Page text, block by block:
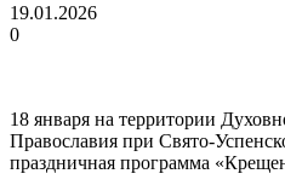
19.01.2026
0
18 января на территории
Православия при Свято-
праздничная программа